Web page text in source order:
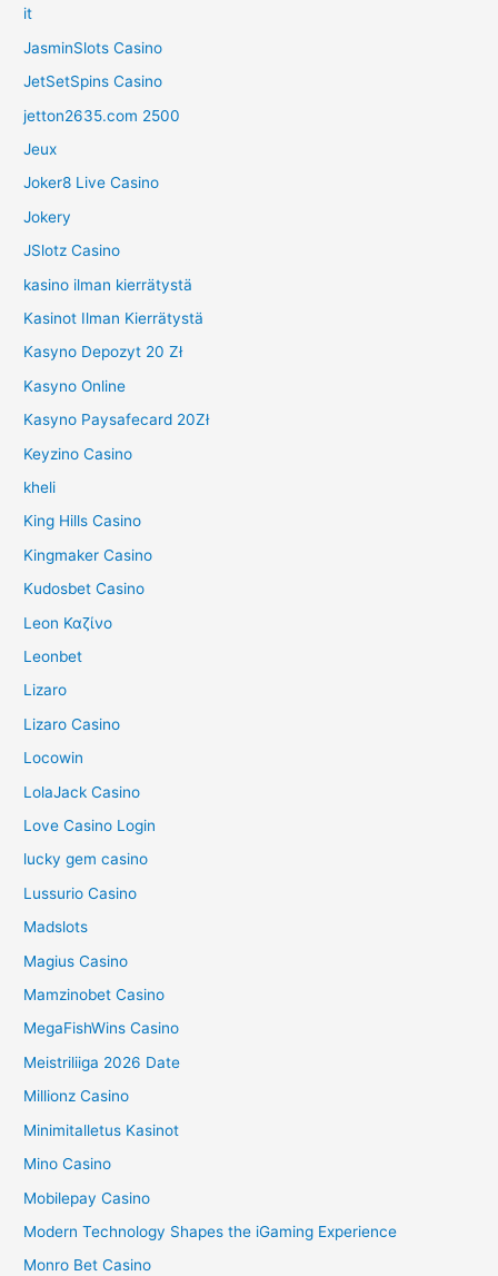
it
JasminSlots Casino
JetSetSpins Casino
jetton2635.com 2500
Jeux
Joker8 Live Casino
Jokery
JSlotz Casino
kasino ilman kierrätystä
Kasinot Ilman Kierrätystä
Kasyno Depozyt 20 Zł
Kasyno Online
Kasyno Paysafecard 20Zł
Keyzino Casino
kheli
King Hills Casino
Kingmaker Casino
Kudosbet Casino
Leon Καζίνο
Leonbet
Lizaro
Lizaro Casino
Locowin
LolaJack Casino
Love Casino Login
lucky gem casino
Lussurio Casino
Madslots
Magius Casino
Mamzinobet Casino
MegaFishWins Casino
Meistriliiga 2026 Date
Millionz Casino
Minimitalletus Kasinot
Mino Casino
Mobilepay Casino
Modern Technology Shapes the iGaming Experience
Monro Bet Casino